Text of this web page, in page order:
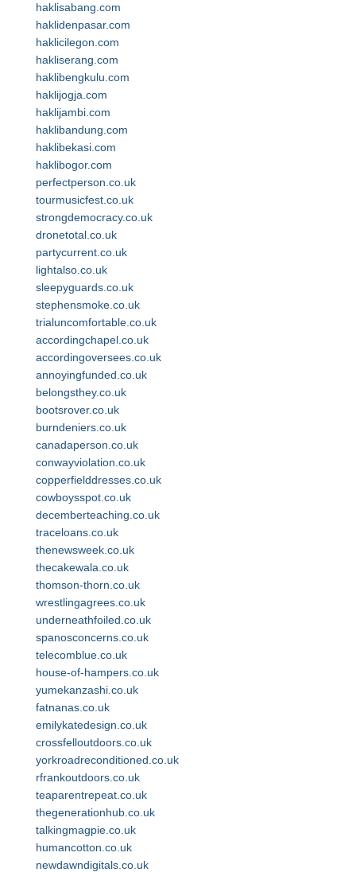
haklisabang.com
haklidenpasar.com
haklicilegon.com
hakliserang.com
haklibengkulu.com
haklijogja.com
haklijambi.com
haklibandung.com
haklibekasi.com
haklibogor.com
perfectperson.co.uk
tourmusicfest.co.uk
strongdemocracy.co.uk
dronetotal.co.uk
partycurrent.co.uk
lightalso.co.uk
sleepyguards.co.uk
stephensmoke.co.uk
trialuncomfortable.co.uk
accordingchapel.co.uk
accordingoversees.co.uk
annoyingfunded.co.uk
belongsthey.co.uk
bootsrover.co.uk
burndeniers.co.uk
canadaperson.co.uk
conwayviolation.co.uk
copperfielddresses.co.uk
cowboysspot.co.uk
decemberteaching.co.uk
traceloans.co.uk
thenewsweek.co.uk
thecakewala.co.uk
thomson-thorn.co.uk
wrestlingagrees.co.uk
underneathfoiled.co.uk
spanosconcerns.co.uk
telecomblue.co.uk
house-of-hampers.co.uk
yumekanzashi.co.uk
fatnanas.co.uk
emilykatedesign.co.uk
crossfelloutdoors.co.uk
yorkroadreconditioned.co.uk
rfrankoutdoors.co.uk
teaparentrepeat.co.uk
thegenerationhub.co.uk
talkingmagpie.co.uk
humancotton.co.uk
newdawndigitals.co.uk